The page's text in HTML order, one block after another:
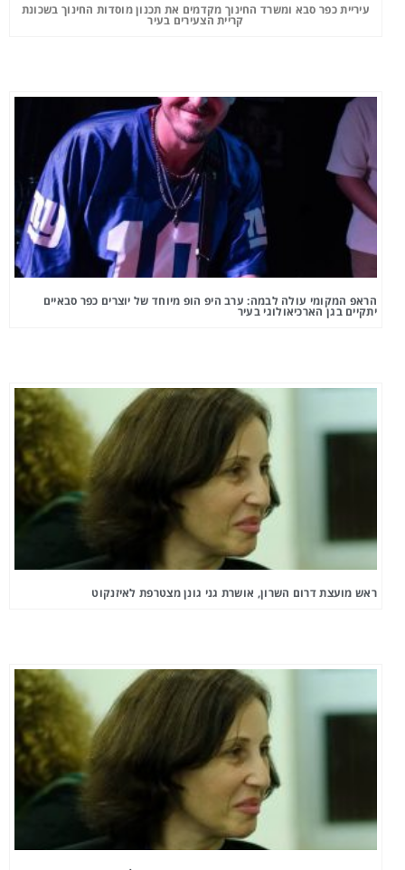
עיריית כפר סבא ומשרד החינוך מקדמים את תכנון מוסדות החינוך בשכונת
קריית הצעירים בעיר
הראפ המקומי עולה לבמה: ערב היפ הופ מיוחד של יוצרים כפר סבאיים
יתקיים בגן הארכיאולוגי בעיר
ראש מועצת דרום השרון, אושרת גני גונן מצטרפת לאיזנקוט